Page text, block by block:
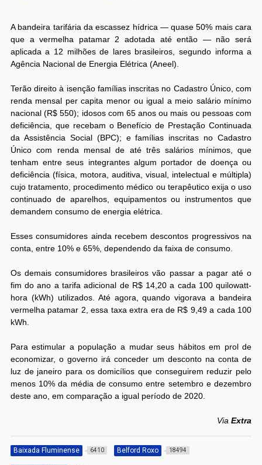
A bandeira tarifária da escassez hídrica — quase 50% mais cara
que a vermelha patamar 2 adotada até então — não será
aplicada a 12 milhões de lares brasileiros, segundo informa a
Agência Nacional de Energia Elétrica (Aneel).
Terão direito à isenção famílias inscritas no Cadastro Único, com
renda mensal per capita menor ou igual a meio salário mínimo
nacional (R$ 550); idosos com 65 anos ou mais ou pessoas com
deficiência, que recebam o Benefício de Prestação Continuada
da Assistência Social (BPC); e famílias inscritas no Cadastro
Único com renda mensal de até três salários mínimos, que
tenham entre seus integrantes algum portador de doença ou
deficiência (física, motora, auditiva, visual, intelectual e múltipla)
cujo tratamento, procedimento médico ou terapêutico exija o uso
continuado de aparelhos, equipamentos ou instrumentos que
demandem consumo de energia elétrica.
Esses consumidores ainda recebem descontos progressivos na
conta, entre 10% e 65%, dependendo da faixa de consumo.
Os demais consumidores brasileiros vão passar a pagar até o
fim do ano a tarifa adicional de R$ 14,20 a cada 100 quilowatt-
hora (kWh) utilizados. Até agora, quando vigorava a bandeira
vermelha patamar 2, essa taxa extra era de R$ 9,49 a cada 100
kWh.
Para estimular a população a mudar seus hábitos em prol de
economizar, o governo irá conceder um desconto na conta de
luz de janeiro para os domicílios que conseguirem reduzir pelo
menos 10% da média de consumo entre setembro e dezembro
deste ano, em comparação a igual período de 2020.
ViaExtra
Baixada Fluminense 6410 Belford Roxo 18494